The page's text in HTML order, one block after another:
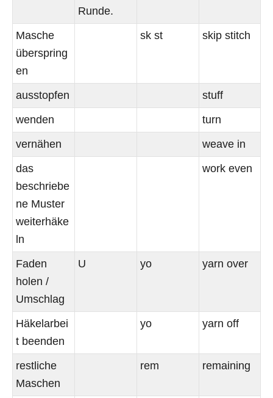
Runde.
Masche
überspring
en
sk st skip stitch
ausstopfen
stuff
wenden
turn
vernähen
weave in
das
beschriebe
ne Muster
weiterhäke
ln
work even
Faden
holen /
Umschlag
U yo yarn over
Häkelarbei
t beenden
yo yarn off
restliche
Maschen
rem remaining